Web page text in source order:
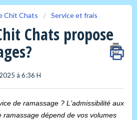
Chit Chats Service et frais
Chats propose
à 6:36 H
de ramassage ? L’admissibilité aux
ramassage dépend de vos volumes